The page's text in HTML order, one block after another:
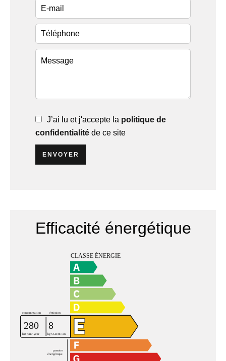
J’ai lu et j'accepte la politique de
confidentialité de ce site
ENVOYER
Efficacité énergétique